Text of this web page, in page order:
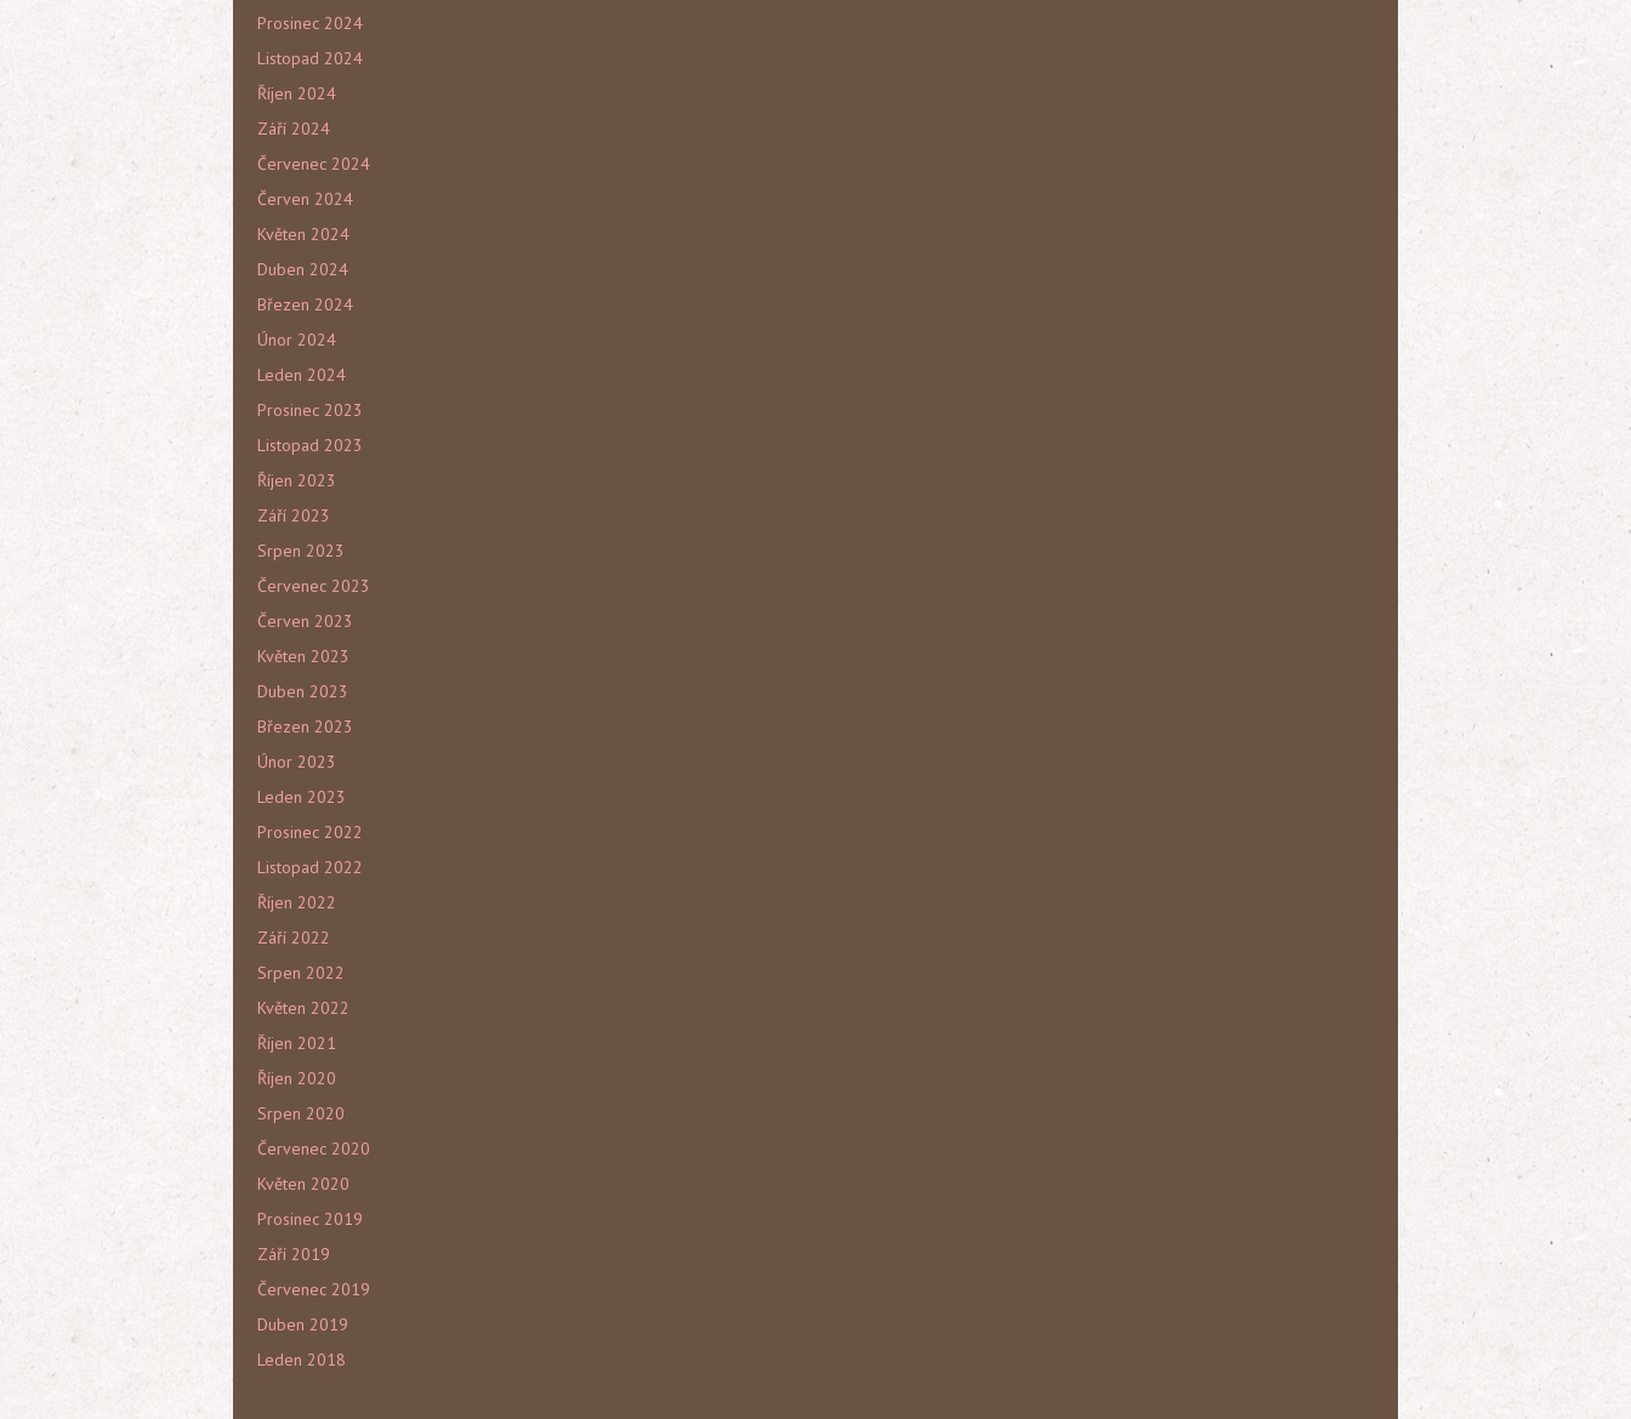
Prosinec 2024
Listopad 2024
Říjen 2024
Září 2024
Červenec 2024
Červen 2024
Květen 2024
Duben 2024
Březen 2024
Únor 2024
Leden 2024
Prosinec 2023
Listopad 2023
Říjen 2023
Září 2023
Srpen 2023
Červenec 2023
Červen 2023
Květen 2023
Duben 2023
Březen 2023
Únor 2023
Leden 2023
Prosinec 2022
Listopad 2022
Říjen 2022
Září 2022
Srpen 2022
Květen 2022
Říjen 2021
Říjen 2020
Srpen 2020
Červenec 2020
Květen 2020
Prosinec 2019
Září 2019
Červenec 2019
Duben 2019
Leden 2018